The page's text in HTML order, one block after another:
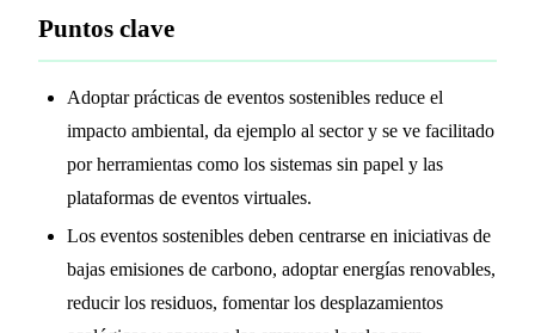
Puntos clave
Adoptar prácticas de eventos sostenibles reduce el
impacto ambiental, da ejemplo al sector y se ve facilitado
por herramientas como los sistemas sin papel y las
plataformas de eventos virtuales.
Los eventos sostenibles deben centrarse en iniciativas de
bajas emisiones de carbono, adoptar energías renovables,
reducir los residuos, fomentar los desplazamientos